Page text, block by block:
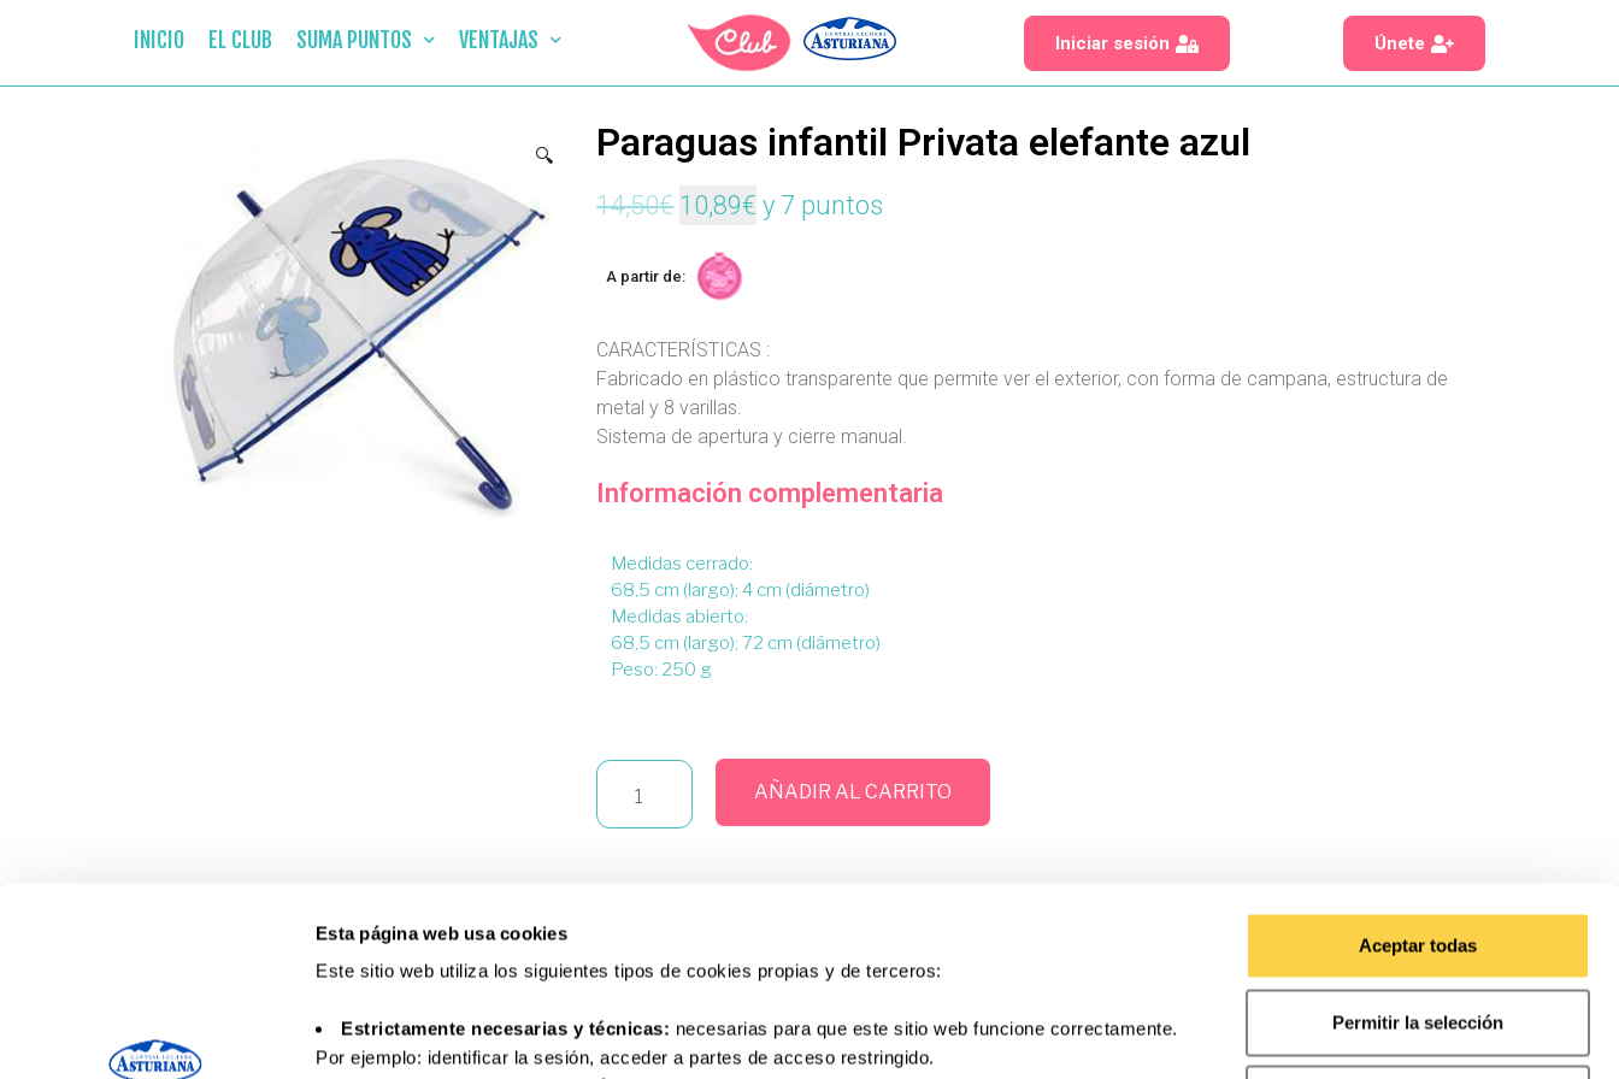
Esta página web usa cookies
Este sitio web utiliza los siguientes tipos de cookies propias y de terceros:
Estrictamente necesarias y técnicas: necesarias para que este sitio web funcione correctamente.
Por ejemplo: identificar la sesión, acceder a partes de acceso restringido.
Aceptar todas
Permitir la selección
INICIO EL CLUB SUMA PUNTOS VENTAJAS Iniciar sesión Únete
🔍 Paraguas infantil Privata elefante azul
14,50€ 10,89€ y 7 puntos
A partir de:
CARACTERÍSTICAS :
Fabricado en plástico transparente que permite ver el exterior, con forma de campana, estructura de
metal y 8 varillas.
Sistema de apertura y cierre manual.
Información complementaria
Medidas cerrado:
68,5 cm (largo); 4 cm (diámetro)
Medidas abierto:
68,5 cm (largo); 72 cm (diámetro)
Peso: 250 g
AÑADIR AL CARRITO